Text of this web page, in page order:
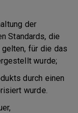
der
Standards, die
für die das
wurde;
durch einen
wurde.